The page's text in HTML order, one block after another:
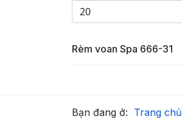
Hiển thị #
Rèm voan Spa 666-31
Bạn đang ở: Trang chủ